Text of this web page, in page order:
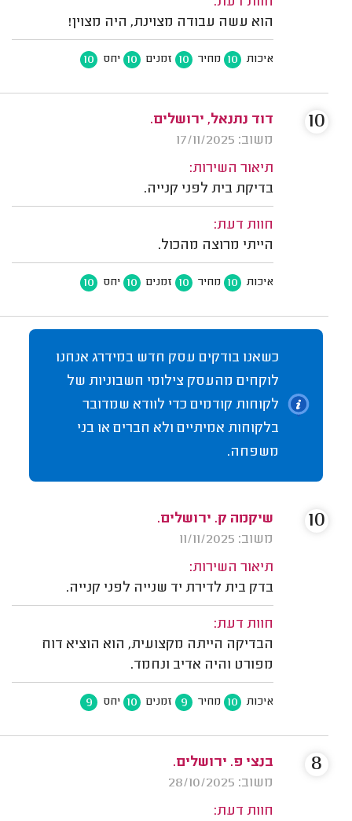
הוא עשה עבודה מצוינת, היה מצוין!
איכות 10 מחיר 10 זמנים 10 יחס 10
דוד נתנאל, ירושלים.
משוב: 17/11/2025
תיאור השירות:
בדיקת בית לפני קנייה.
חוות דעת:
הייתי מרוצה מהכול.
איכות 10 מחיר 10 זמנים 10 יחס 10
10
כשאנו בודקים עסק חדש במידרג אנחנו
לוקחים מהעסק צילומי חשבוניות של
לקוחות קודמים כדי לוודא שמדובר
בלקוחות אמיתיים ולא חברים או בני
משפחה.
שיקמה ק. ירושלים.
משוב: 11/11/2025
תיאור השירות:
בדק בית לדירת יד שנייה לפני קנייה.
חוות דעת:
הבדיקה הייתה מקצועית, הוא הוציא דוח
מפורט והיה אדיב ונחמד.
איכות 10 מחיר 9 זמנים 10 יחס 9
10
בנצי פ. ירושלים.
משוב: 28/10/2025
חוות דעת:
8